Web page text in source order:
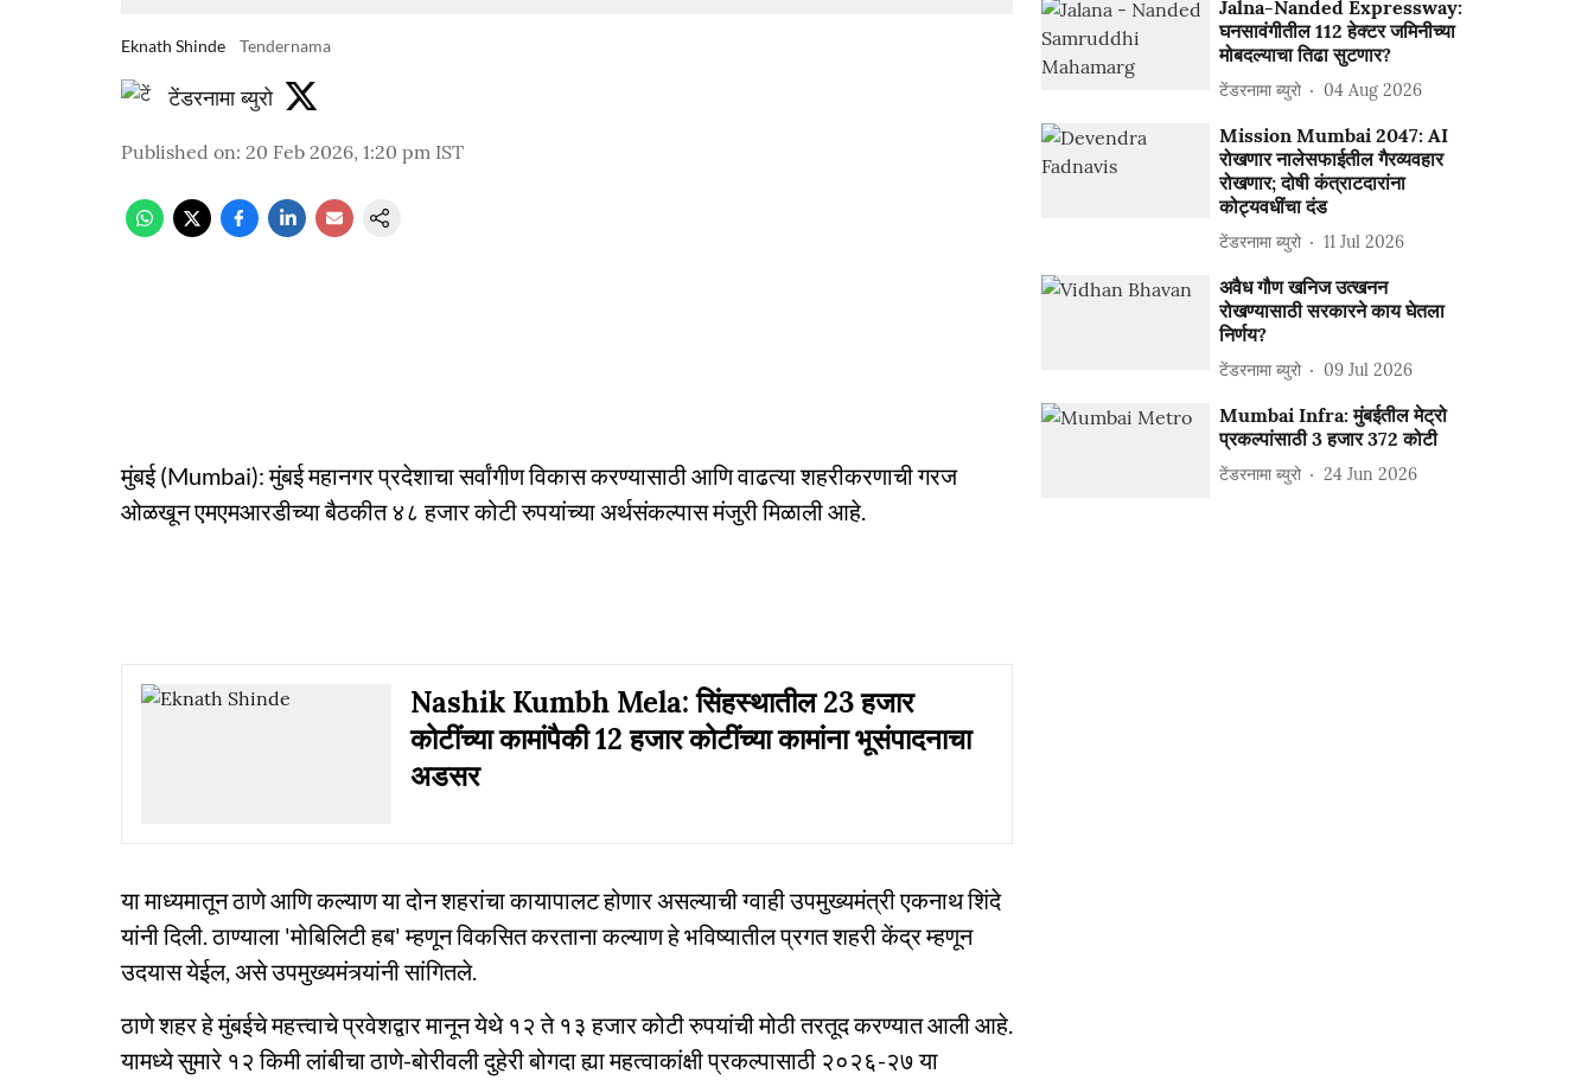
Eknath Shinde Tendernama
टेंडरनामा ब्युरो
Published on: 20 Feb 2026, 1:20 pm IST
मुंबई (Mumbai): मुंबई महानगर प्रदेशाचा सर्वांगीण विकास करण्यासाठी आणि वाढत्या शहरीकरणाची गरज
ओळखून एमएमआरडीच्या बैठकीत ४८ हजार कोटी रुपयांच्या अर्थसंकल्पास मंजुरी मिळाली आहे.
Nashik Kumbh Mela: सिंहस्थातील 23 हजार
कोटींच्या कामांपैकी 12 हजार कोटींच्या कामांना भूसंपादनाचा
अडसर
या माध्यमातून ठाणे आणि कल्याण या दोन शहरांचा कायापालट होणार असल्याची ग्वाही उपमुख्यमंत्री एकनाथ शिंदे
यांनी दिली. ठाण्याला 'मोबिलिटी हब' म्हणून विकसित करताना कल्याण हे भविष्यातील प्रगत शहरी केंद्र म्हणून
उदयास येईल, असे उपमुख्यमंत्र्यांनी सांगितले.
ठाणे शहर हे मुंबईचे महत्त्वाचे प्रवेशद्वार मानून येथे १२ ते १३ हजार कोटी रुपयांची मोठी तरतूद करण्यात आली आहे.
यामध्ये सुमारे १२ किमी लांबीचा ठाणे-बोरीवली दुहेरी बोगदा ह्या महत्वाकांक्षी प्रकल्पासाठी २०२६-२७ या
Jalna-Nanded Expressway:
घनसावंगीतील 112 हेक्टर जमिनीच्या
मोबदल्याचा तिढा सुटणार?
टेंडरनामा ब्युरो 04 Aug 2026
Mission Mumbai 2047: AI
रोखणार नालेसफाईतील गैरव्यवहार
रोखणार; दोषी कंत्राटदारांना
कोट्यवधींचा दंड
टेंडरनामा ब्युरो 11 Jul 2026
अवैध गौण खनिज उत्खनन
रोखण्यासाठी सरकारने काय घेतला
निर्णय?
टेंडरनामा ब्युरो 09 Jul 2026
Mumbai Infra: मुंबईतील मेट्रो
प्रकल्पांसाठी 3 हजार 372 कोटी
टेंडरनामा ब्युरो 24 Jun 2026